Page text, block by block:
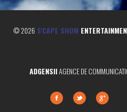
©2026 S'CAPE SHOW
ADGENSIIAGENCE DE